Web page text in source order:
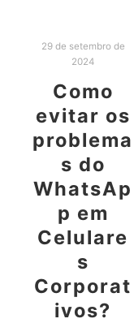
29 de setembro de
2024
Como
evitar os
problema
s do
WhatsAp
p em
Celulare
s
Corporat
ivos?